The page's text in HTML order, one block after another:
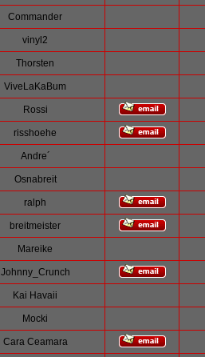
Commander
vinyl2
Thorsten
ViveLaKaBum
Rossi
risshoehe
Andre´
Osnabreit
ralph
breitmeister
Mareike
Johnny_Crunch
Kai Havaii
Mocki
Cara Ceamara